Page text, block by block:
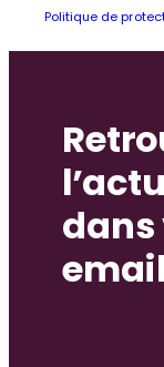
Politique de
dans
email